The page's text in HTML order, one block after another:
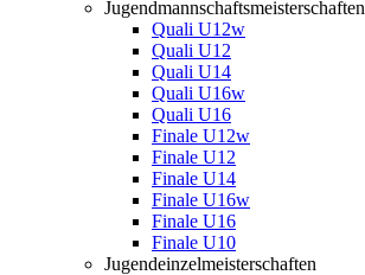
Jugendmannschaftsmeisterschaften
Quali U12w
Quali U12
Quali U14
Quali U16w
Quali U16
Finale U12w
Finale U12
Finale U14
Finale U16w
Finale U16
Finale U10
Jugendeinzelmeisterschaften